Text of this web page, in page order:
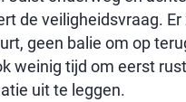
de veiligheidsvraag. Er
geen balie om op
weinig tijd om eerst
uit te leggen.